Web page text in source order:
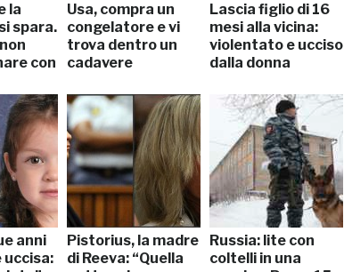
la
spara.
con
Usa, compra un
congelatore e vi
trova dentro un
cadavere
Lascia figlio di 16
mesi alla vicina:
violentato e ucciso
dalla donna
anni
uccisa:
Pistorius, la madre
di Reeva: “Quella
Russia: lite con
coltelli in una